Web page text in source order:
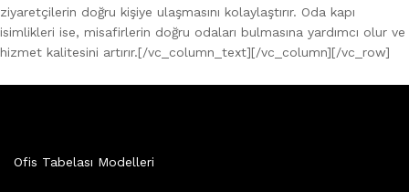
ziyaretçilerin doğru kişiye ulaşmasını kolaylaştırır. Oda kapı
isimlikleri ise, misafirlerin doğru odaları bulmasına yardımcı olur ve
hizmet kalitesini artırır.[/vc_column_text][/vc_column][/vc_row]
Ofis Tabelası Modelleri